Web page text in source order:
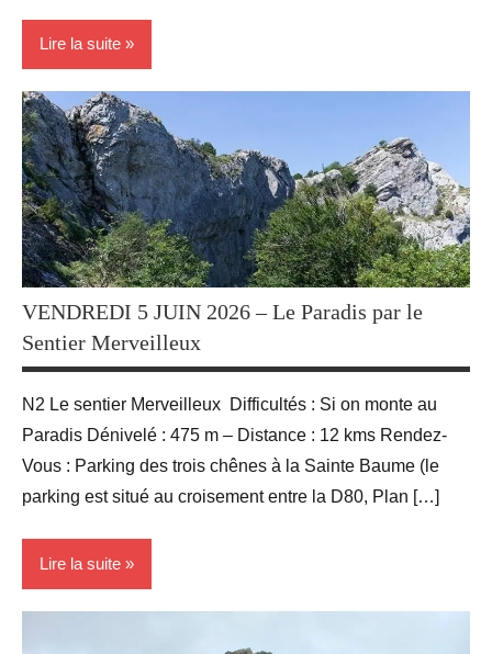
Lire la suite
Activité
Sportives
Randonnées
VENDREDI 5 JUIN 2026 – Le Paradis par le
Sentier Merveilleux
N2 Le sentier Merveilleux Difficultés : Si on monte au
Paradis Dénivelé : 475 m – Distance : 12 kms Rendez-
Vous : Parking des trois chênes à la Sainte Baume (le
parking est situé au croisement entre la D80, Plan […]
Lire la suite